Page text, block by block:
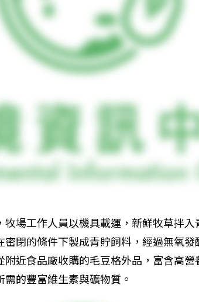
場工作人員以機具載運，新鮮牧草拌
閉的條件下製成青貯飼料，經過無氧
近食品廠收購的毛豆格外品，富含高
的豐富維生素與礦物質。